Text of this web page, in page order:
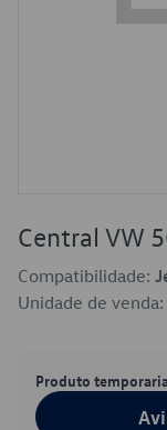
Central VW
Compatibilidade:
Unidade de venda:
Produto